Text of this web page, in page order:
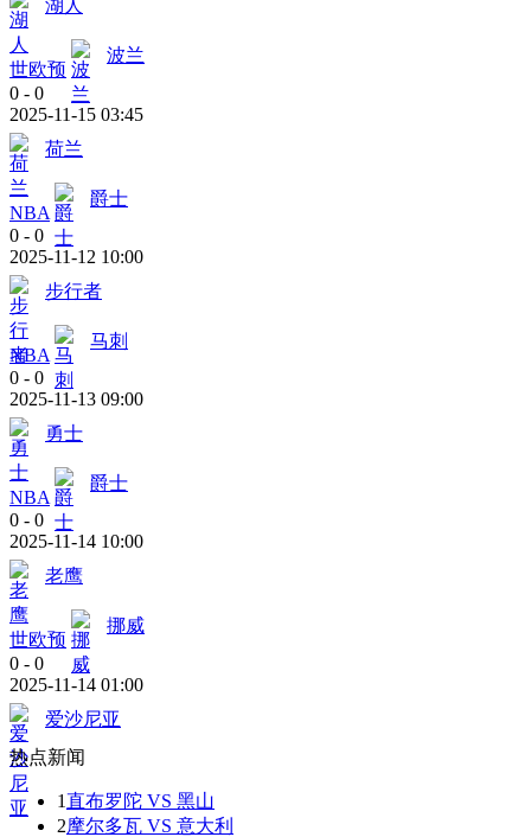
湖人
世欧预
波兰
0 - 0
2025-11-15 03:45
荷兰
NBA
爵士
0 - 0
2025-11-12 10:00
步行者
NBA
马刺
0 - 0
2025-11-13 09:00
勇士
NBA
爵士
0 - 0
2025-11-14 10:00
老鹰
世欧预
挪威
0 - 0
2025-11-14 01:00
爱沙尼亚
热点新闻
1直布罗陀 VS 黑山
2摩尔多瓦 VS 意大利